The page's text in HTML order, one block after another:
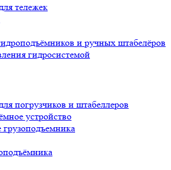
тележек
и ручных штабелёров
гидросистемой
погрузчиков и штабеллеров
устройство